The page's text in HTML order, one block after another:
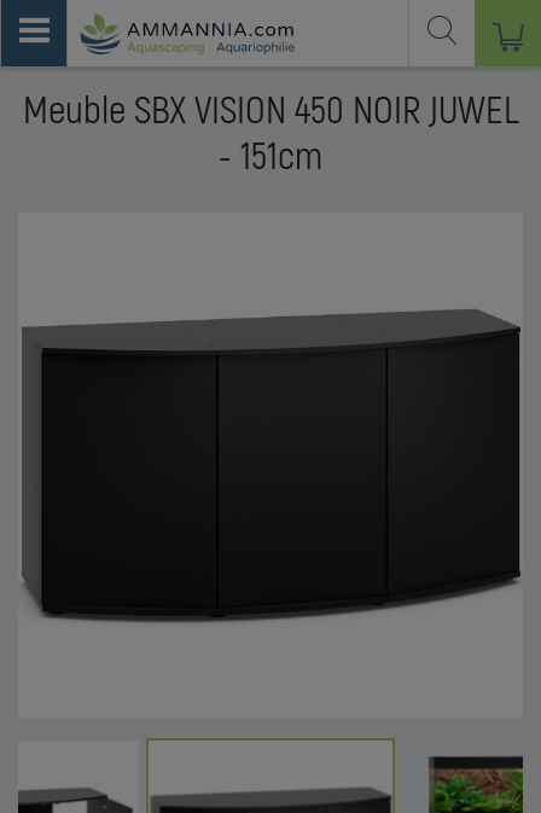
Meuble SBX VISION 450 NOIR JUWEL
- 151cm